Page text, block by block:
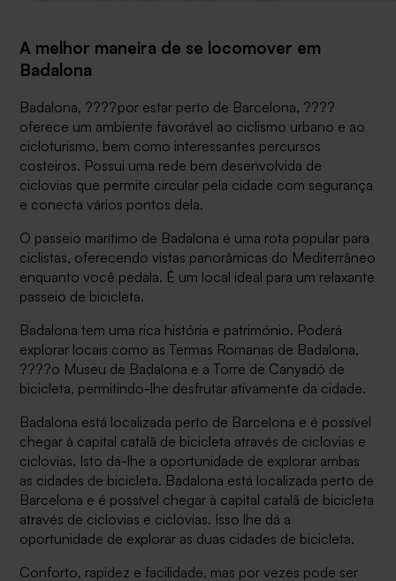
A melhor maneira de se locomover em
Badalona
Badalona, ????por estar perto de Barcelona, ????
oferece um ambiente favorável ao ciclismo urbano e ao
cicloturismo, bem como interessantes percursos
costeiros. Possui uma rede bem desenvolvida de
ciclovias que permite circular pela cidade com segurança
e conecta vários pontos dela.
O passeio marítimo de Badalona é uma rota popular para
ciclistas, oferecendo vistas panorâmicas do Mediterrâneo
enquanto você pedala. É um local ideal para um relaxante
passeio de bicicleta.
Badalona tem uma rica história e património. Poderá
explorar locais como as Termas Romanas de Badalona,
????o Museu de Badalona e a Torre de Canyadó de
bicicleta, permitindo-lhe desfrutar ativamente da cidade.
Badalona está localizada perto de Barcelona e é possível
chegar à capital catalã de bicicleta através de ciclovias e
ciclovias. Isto dá-lhe a oportunidade de explorar ambas
as cidades de bicicleta. Badalona está localizada perto de
Barcelona e é possível chegar à capital catalã de bicicleta
através de ciclovias e ciclovias. Isso lhe dá a
oportunidade de explorar as duas cidades de bicicleta.
Conforto, rapidez e facilidade, mas por vezes pode ser